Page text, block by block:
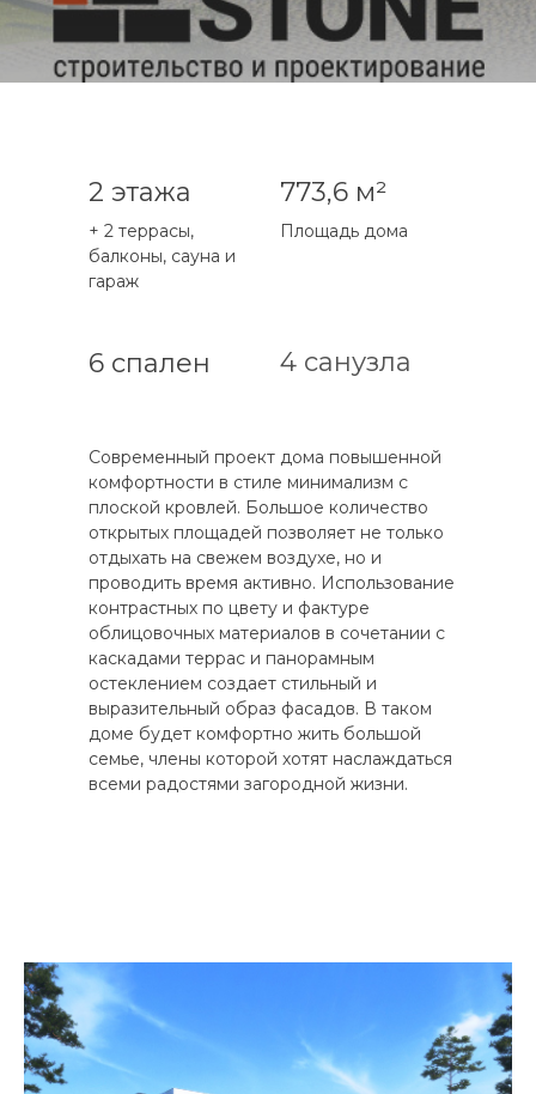
2 этажа 773,6 м²
Площадь дома
+ 2 террасы,
балконы, сауна и
гараж
6 спален 4 санузла
Современный проект дома повышенной
комфортности в стиле минимализм с
плоской кровлей. Большое количество
открытых площадей позволяет не только
отдыхать на свежем воздухе, но и
проводить время активно. Использование
контрастных по цвету и фактуре
облицовочных материалов в сочетании с
каскадами террас и панорамным
остеклением создает стильный и
выразительный образ фасадов. В таком
доме будет комфортно жить большой
семье, члены которой хотят наслаждаться
всеми радостями загородной жизни.